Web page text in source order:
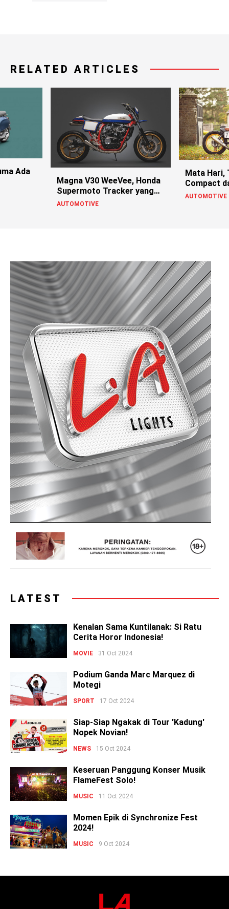
RELATED ARTICLES
Ada
Magna V30 WeeVee, Honda
Supermoto Tracker yang
Keren Abis
AUTOMOTIVE
Mata Hari,
Compact
AUTOMOTIVE
LATEST
Kenalan Sama Kuntilanak: Si Ratu
Cerita Horor Indonesia!
MOVIE 31 Oct 2024
Podium Ganda Marc Marquez di
Motegi
SPORT 17 Oct 2024
Siap-Siap Ngakak di Tour 'Kadung'
Nopek Novian!
NEWS 15 Oct 2024
Keseruan Panggung Konser Musik
FlameFest Solo!
MUSIC 11 Oct 2024
Momen Epik di Synchronize Fest
2024!
MUSIC 9 Oct 2024